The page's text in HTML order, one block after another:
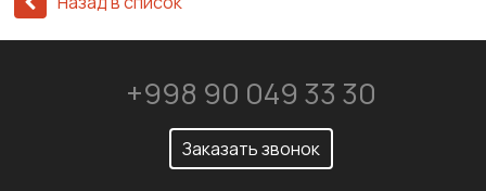
+998 90 049 33 30
Заказать звонок